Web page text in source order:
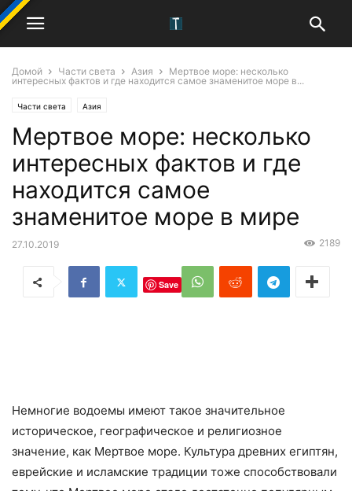
Домой Части света Азия
Мертвое море: несколько
интересных фактов и где находится самое знаменитое море в...
Части света Азия
Мертвое море: несколько
интересных фактов и где
находится самое
знаменитое море в мире
27.10.2019 2189
Save
Немногие водоемы имеют такое значительное
историческое, географическое и религиозное
значение, как Мертвое море. Культура древних египтян,
еврейские и исламские традиции тоже способствовали